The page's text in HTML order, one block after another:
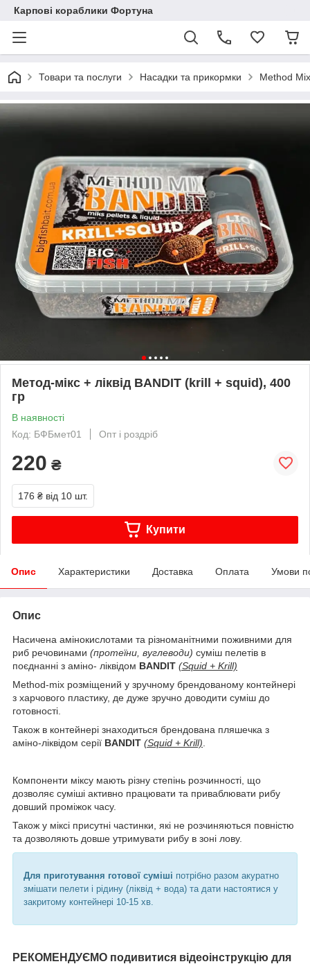
Карпові кораблики Фортуна
Товари та послуги Насадки та прикормки Method Mix
Метод-мікс + ліквід BANDIT (krill + squid), 400
гр
В наявності
Код: БФБмет01
Опт і роздріб
220 ₴
176 ₴ від 10 шт.
Купити
Опис Характеристики Доставка Оплата Умови
Опис
Насичена амінокислотами та різноманітними поживними для
риб речовинами (протеїни, вуглеводи) суміш пелетів в
поєднанні з аміно- ліквідом BANDIT (Squid + Krill)
Method-mix розміщений у зручному брендованому контейнері
з харчового пластику, де дуже зручно доводити суміш до
готовності.
Також в контейнері знаходиться брендована пляшечка з
аміно-ліквідом серії BANDIT (Squid + Krill)
Компоненти міксу мають різну степінь розчинності, що
дозволяє суміші активно працювати та приваблювати рибу
довший проміжок часу.
Також у міксі присутні частинки, які не розчиняються повністю
та дозволяють довше утримувати рибу в зоні лову.
Для приготування готової суміші потрібно разом акуратно
змішати пелети і рідину (ліквід + вода) та дати настоятися у
закритому контейнері 10-15 хв.
РЕКОМЕНДУЄМО подивитися відеоінструкцію для